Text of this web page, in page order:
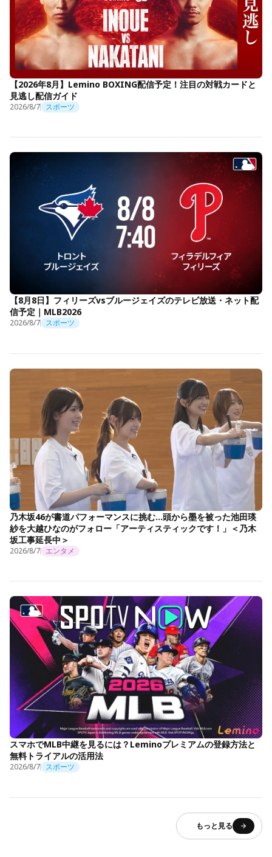
【2026年8月】Lemino BOXING配信予定！注目の対戦カードと
見逃し配信ガイド
2026/8/7 スポーツ
【8月8日】フィリーズvsブルージェイズのテレビ放送・ネット配
信予定｜MLB2026
2026/8/7 スポーツ
乃木坂46が書道パフォーマンスに挑む…頭から墨を被った池田瑛
紗を大越ひなのがフォロー「アーティスティックです！」＜乃木
坂工事延長中＞
2026/8/7 エンタメ
スマホでMLB中継を見るには？Leminoプレミアムの登録方法と
無料トライアルの活用法
2026/8/7 スポーツ
もっと見る